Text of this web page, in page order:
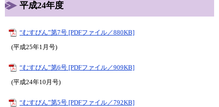
平成24年度
“むすびん”第7号 [PDFファイル／880KB]
(平成25年1月号)
“むすびん”第6号 [PDFファイル／909KB]
(平成24年10月号)
“むすびん”第5号 [PDFファイル／792KB]